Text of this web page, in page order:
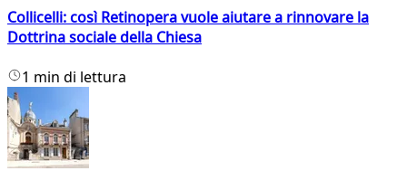
Collicelli: così Retinopera vuole aiutare a rinnovare la
Dottrina sociale della Chiesa
1 min di lettura